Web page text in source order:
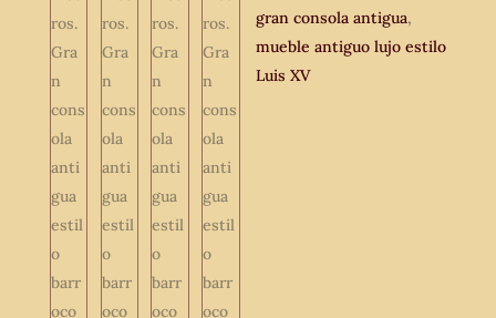
gran consola antigua,
mueble antiguo lujo estilo
Luis XV